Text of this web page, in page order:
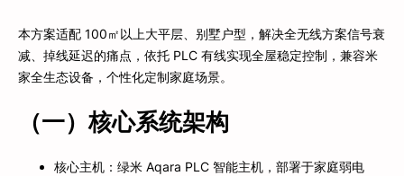
本方案适配 100㎡以上大平层、别墅户型，解决全无线方案信号衰
减、掉线延迟的痛点，依托 PLC 有线实现全屋稳定控制，兼容米
家全生态设备，个性化定制家庭场景。
（一）核心系统架构
核心主机：绿米 Aqara PLC 智能主机，部署于家庭弱电